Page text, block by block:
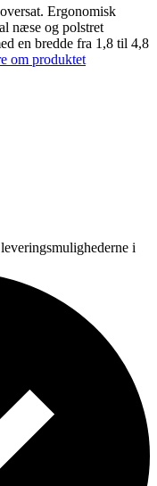
Ergonomisk
næse og polstret
en bredde fra 1,8 til 4,8
om produktet
i